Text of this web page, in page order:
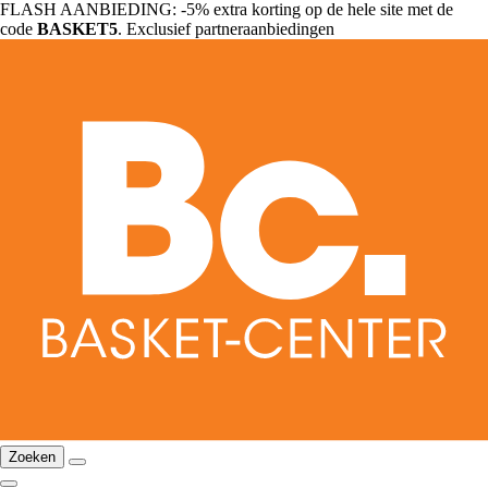
FLASH AANBIEDING: -5% extra korting op de hele site met de
code BASKET5. Exclusief partneraanbiedingen
Zoeken